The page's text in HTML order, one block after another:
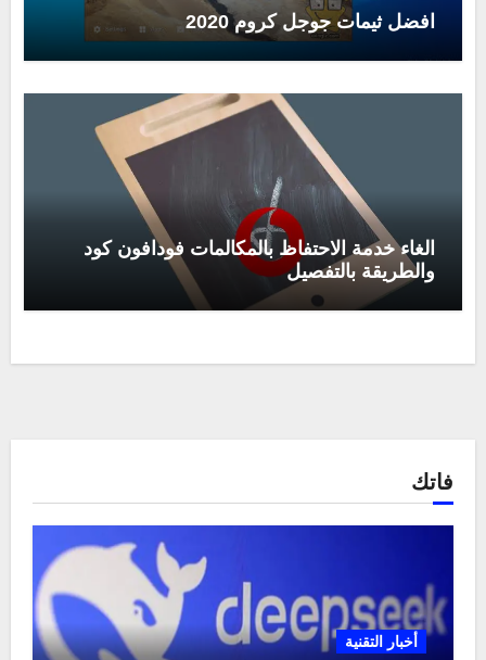
افضل ثيمات جوجل كروم 2020
الغاء خدمة الاحتفاظ بالمكالمات فودافون كود
والطريقة بالتفصيل
فاتك
أخبار التقنية